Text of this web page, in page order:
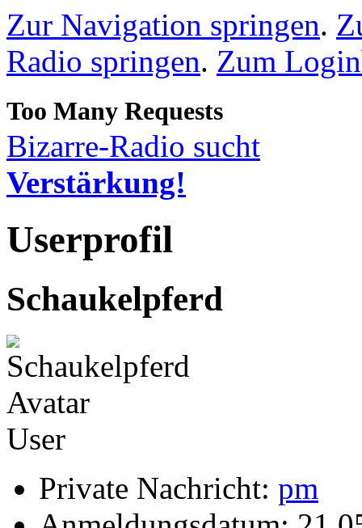
Zur Navigation springen.
Radio springen. Zum
Bizarre-Radio sucht
Verstärkung!
Userprofil
Schaukelpferd
User
Private Nachricht: pm